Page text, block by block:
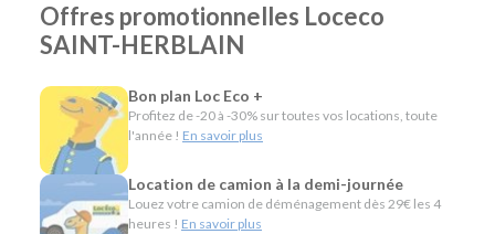
Offres promotionnelles Loceco
SAINT-HERBLAIN
Bon plan Loc Eco +
Profitez de -20 à -30% sur toutes vos locations, toute
l'année ! En savoir plus
Location de camion à la demi-journée
Louez votre camion de déménagement dès 29€ les 4
heures ! En savoir plus